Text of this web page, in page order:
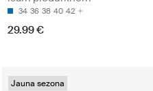
34 36 38 40 42
29.99 €
Jauna sezona